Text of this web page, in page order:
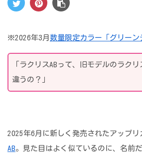
※2026年3月 数量限定カラー「グリーン
「ラクリスABって、旧モデルのラクリ
違うの？」
2025年6月に新しく発売されたアップリ
AB。見た目はよく似ているのに、名前